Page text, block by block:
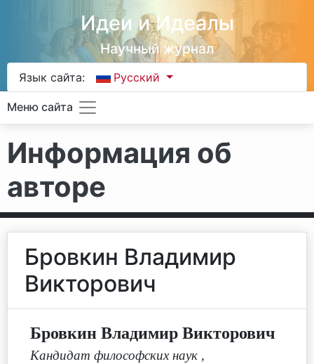
Идеи и Идеалы
Научный журнал
Язык сайта: Русский
Меню сайта
Информация об
авторе
Бровкин Владимир
Викторович
Бровкин Владимир Викторович
Кандидат философских наук ,